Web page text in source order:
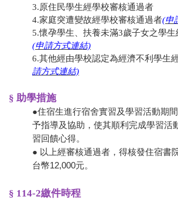
3.原住民學生經學校審核通過者
4.家庭突遭變故經學校審核通過者(申
5.懷孕學生、扶養未滿3歲子女之學
(申請方式連結)
6.其他經由學校認定為經濟不利學生
請方式連結)
§ 助學措施
●住宿生進行宿舍實習及學習活動期
予指導及協助，使其順利完成學習活
習回饋心得。
● 以上經審核通過者，得核發住宿書
台幣12,000元。
§ 114-2繳件時程